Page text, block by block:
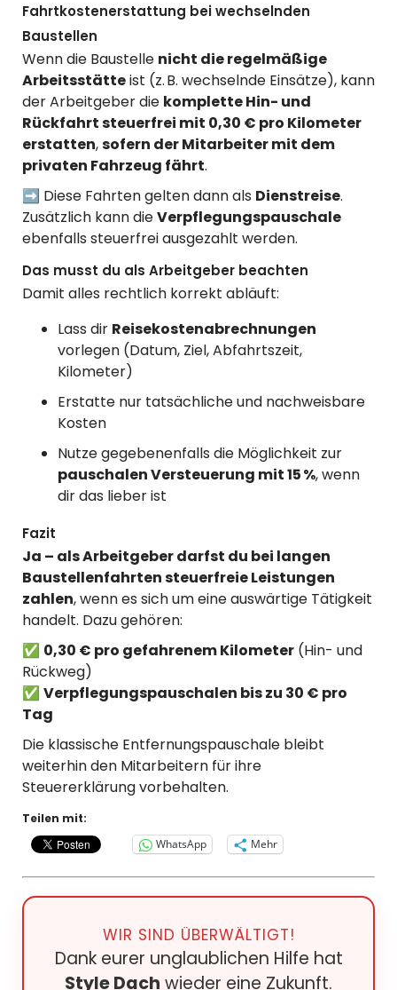
Fahrtkostenerstattung bei wechselnden
Baustellen
Wenn die Baustelle nicht die regelmäßige
Arbeitsstätteist (z. B. wechselnde Einsätze), kann
der Arbeitgeber die komplette Hin- und
Rückfahrt steuerfrei mit 0,30 € pro Kilometer
erstatten,sofern der Mitarbeiter mit dem
privaten Fahrzeug fährt.
➡️ Diese Fahrten gelten dann als Dienstreise.
Zusätzlich kann dieVerpflegungspauschale
ebenfalls steuerfrei ausgezahlt werden.
Das musst du als Arbeitgeber beachten
Damit alles rechtlich korrekt abläuft:
Lass dir Reisekostenabrechnungen
vorlegen (Datum, Ziel, Abfahrtszeit,
Kilometer)
Erstatte nur tatsächliche und nachweisbare
Kosten
Nutze gegebenenfalls die Möglichkeit zur
pauschalen Versteuerung mit 15 %, wenn
dir das lieber ist
Fazit
Ja – als Arbeitgeber darfst du bei langen
Baustellenfahrten steuerfreie Leistungen
zahlen, wenn es sich um eine auswärtige Tätigkeit
handelt. Dazu gehören:
✅ 0,30 € pro gefahrenem Kilometer (Hin- und
Rückweg)
✅ Verpflegungspauschalen bis zu 30 € pro
Tag
Die klassische Entfernungspauschale bleibt
weiterhin den Mitarbeitern für ihre
Steuererklärung vorbehalten.
Teilen mit:
WhatsApp
Mehr
WIR SIND ÜBERWÄLTIGT!
Dank eurer unglaublichen Hilfe hat
Style Dach wieder eine Zukunft.